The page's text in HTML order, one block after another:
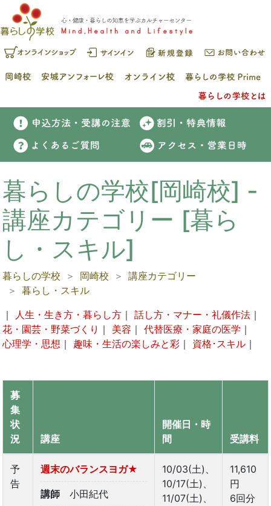
暮らしの学校[岡崎校] -
講座カテゴリー [暮ら
し・スキル]
暮らしの学校 岡崎校
講座カテゴリー
暮らし・スキル
｜ 人生・生き方・暮らし方 ｜ 話し方・マナー・礼儀作法 ｜
花・園芸・野菜づくり ｜ 美容 ｜ 代替医療・家庭の医学 ｜
心理学・思想 ｜ 趣味・生活の楽しみと彩 ｜ 資格･スキル ｜
募
集
状
況
講座
開催日・時
間
受講料
予
告
週末のバランスヨガ★
講師 小田紀代
10/03(土)、
10/17(土)、
11/07(土)、
11,610
円
6回分